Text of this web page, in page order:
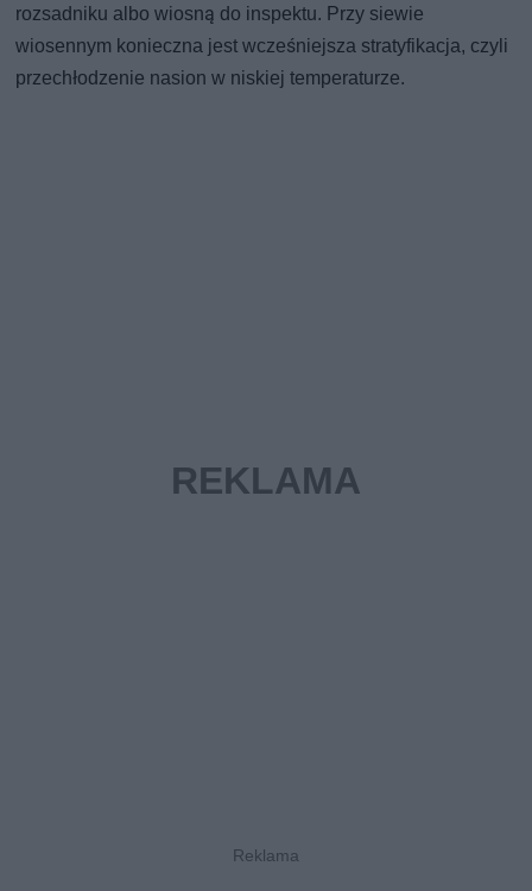
rozsadniku albo wiosną do inspektu. Przy siewie
wiosennym konieczna jest wcześniejsza stratyfikacja, czyli
przechłodzenie nasion w niskiej temperaturze.